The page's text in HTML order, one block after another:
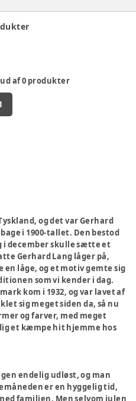
ud af0 produkter
og det var Gerhard
i 1900-tallet. Den bestod
i december skulle sætte et
Gerhard Lang låger på,
en låge, og et motiv gemte sig
som vi kender i dag.
kom i 1932, og var lavet af
sig meget siden da, så nu
og farver, med meget
et kæmpe hit hjemme hos
endelig udløst, og man
er en hyggelig tid,
familien. Men selvom julen